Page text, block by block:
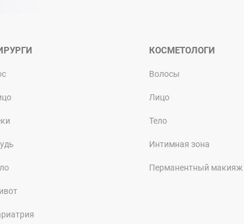
КОСМЕТОЛОГИ
Волосы
Лицо
Тело
Интимная зона
Перманентный макияж